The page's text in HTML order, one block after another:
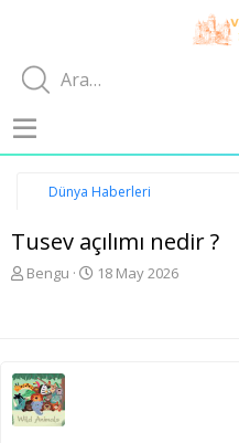
Dünya Haberleri
Tusev açılımı nedir ?
K
u
b
a
ş
Bengu
B18 May 2026